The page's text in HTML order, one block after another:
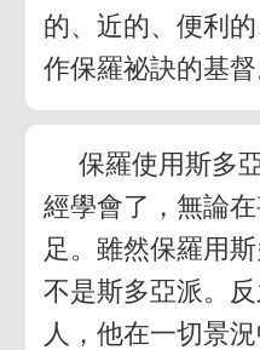
的、近的、便利
作保羅祕訣的基督
保羅使用斯多
經學會了，無論
足。雖然保羅用
不是斯多亞派。
人，他在一切景